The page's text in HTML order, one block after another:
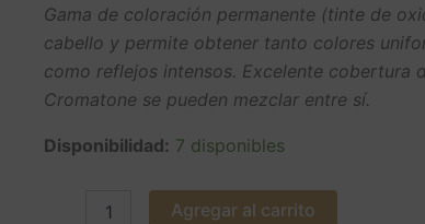
Gama de coloración permanente (tinte de
cabello y permite obtener tanto colores
como reflejos intensos. Excelente cobertura
Cromatone se pueden mezclar entre sí.
Disponibilidad: 7 disponibles
Agregar al carrito